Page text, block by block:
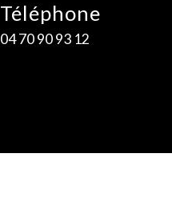
Téléphone
04 70 90 93 12